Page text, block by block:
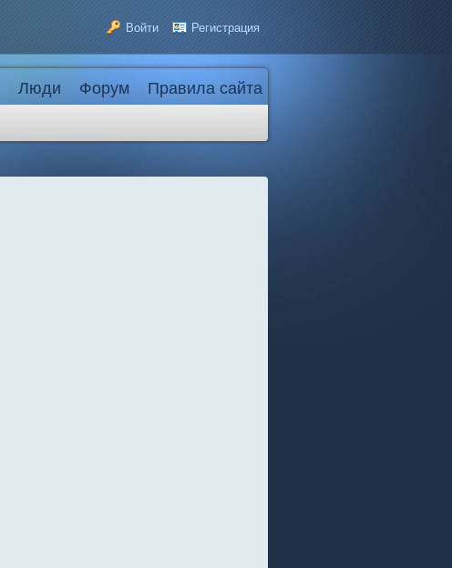
Войти Регистрация
Люди Форум
Правила сайта